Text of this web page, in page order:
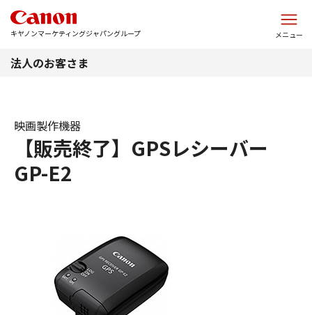
キヤノンマーケティングジャパングループ メニュー
法人のお客さま
【販売終了】GPSレシーバー
GP-E2
映画製作機器